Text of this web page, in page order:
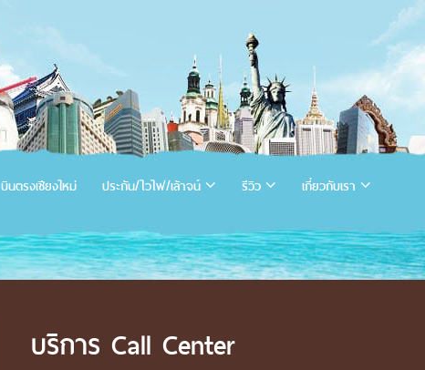
บินตรงเชียงใหม่ ประกัน/ไวไฟ/เล้าจน์ รีวิว เกี่ยวกับเรา
บริการ Call Center